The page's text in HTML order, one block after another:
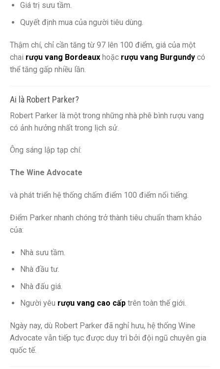
Giá trị sưu tầm.
Quyết định mua của người tiêu dùng.
Thậm chí, chỉ cần tăng từ 97 lên 100 điểm, giá của một
chai rượu vang Bordeaux hoặc rượu vang Burgundy có
thể tăng gấp nhiều lần.
Ai là Robert Parker?
Robert Parker là một trong những nhà phê bình rượu vang
có ảnh hưởng nhất trong lịch sử.
Ông sáng lập tạp chí:
The Wine Advocate
và phát triển hệ thống chấm điểm 100 điểm nổi tiếng.
Điểm Parker nhanh chóng trở thành tiêu chuẩn tham khảo
của:
Nhà sưu tầm.
Nhà đầu tư.
Nhà đấu giá.
Người yêu rượu vang cao cấptrên toàn thế giới.
Ngày nay, dù Robert Parker đã nghỉ hưu, hệ thống Wine
Advocate vẫn tiếp tục được duy trì bởi đội ngũ chuyên gia
quốc tế.